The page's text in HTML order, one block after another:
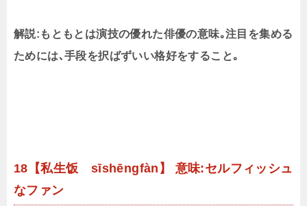
解説:もともとは演技の優れた俳優の意味｡注目を集める
ためには､手段を択ばずいい格好をすること｡
18【私生饭 sīshēngfàn】 意味:セルフィッシュ
なファン